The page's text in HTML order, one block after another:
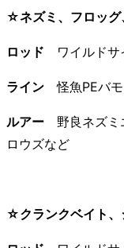
☆ネズミ、フロッグ
ロッド ワイルド
ライン怪魚PEバ
ルアー 野良ネズ
ロウズなど
☆クランクベイト、